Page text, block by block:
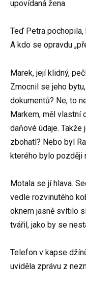
upovídaná žena.
Teď Petra
A kdo se opravdu
Marek, její klidný,
Zmocnil se jeho
dokumentů? Ne, to
Markem, měl vlastní
daňové údaje.
zbohatl? Nebo byl
kterého bylo později
Motala se jí hlava.
vedle rozvinutého
oknem jasně svítilo
tvářil, jako by se
Telefon v kapse
uviděla zprávu z